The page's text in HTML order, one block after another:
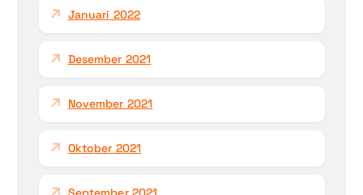
Januari 2022
Desember 2021
November 2021
Oktober 2021